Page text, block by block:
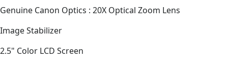
Genuine Canon Optics : 20X Optical Zoom Lens
Image Stabilizer
2.5" Color LCD Screen